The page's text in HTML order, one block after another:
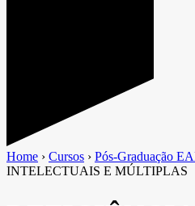
Home › Cursos › Pós-Graduação
INTELECTUAIS E MÚLTIPLAS